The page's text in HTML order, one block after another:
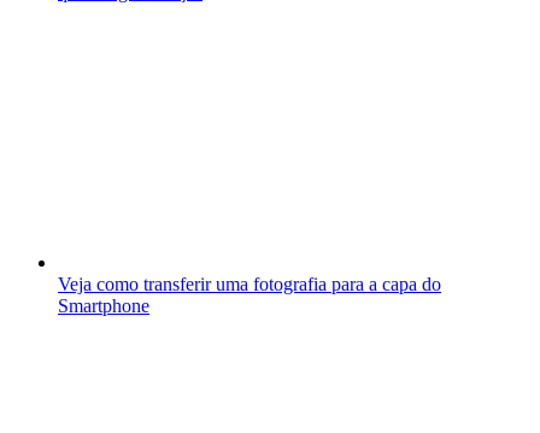
Veja como transferir uma fotografia para a capa do
Smartphone